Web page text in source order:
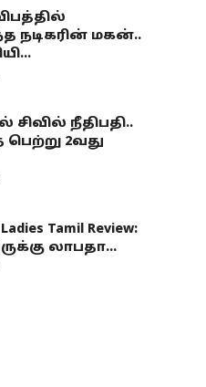
நடிகரின் மகன்..
சிவில் நீதிபதி..
2வது
Tamil Review:
லாபதா...